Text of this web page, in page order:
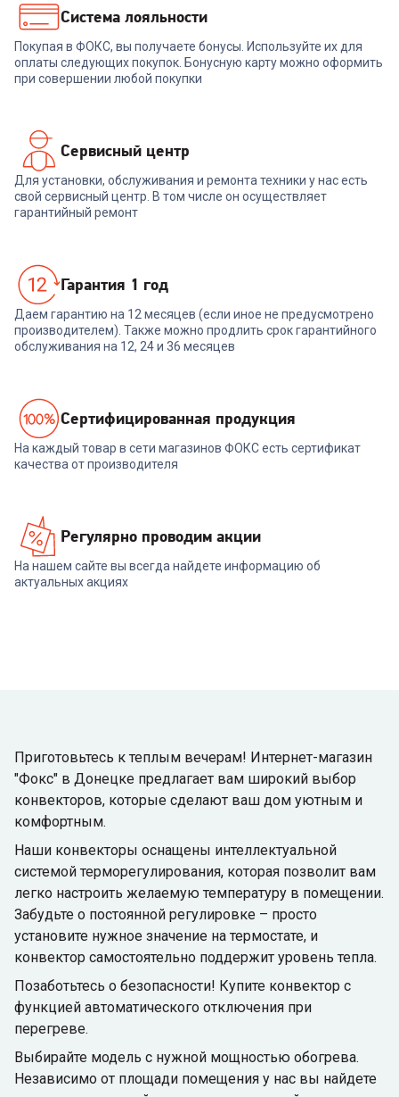
Система лояльности
Покупая в ФОКС, вы получаете бонусы. Используйте их для
оплаты следующих покупок. Бонусную карту можно оформить
при совершении любой покупки
Сервисный центр
Для установки, обслуживания и ремонта техники у нас есть
свой сервисный центр. В том числе он осуществляет
гарантийный ремонт
Гарантия 1 год
Даем гарантию на 12 месяцев (если иное не предусмотрено
производителем). Также можно продлить срок гарантийного
обслуживания на 12, 24 и 36 месяцев
Cертифицированная продукция
На каждый товар в сети магазинов ФОКС есть сертификат
качества от производителя
Регулярно проводим акции
На нашем сайте вы всегда найдете информацию об
актуальных акциях
Приготовьтесь к теплым вечерам! Интернет-магазин
"Фокс" в Донецке предлагает вам широкий выбор
конвекторов, которые сделают ваш дом уютным и
комфортным.
Наши конвекторы оснащены интеллектуальной
системой терморегулирования, которая позволит вам
легко настроить желаемую температуру в помещении.
Забудьте о постоянной регулировке – просто
установите нужное значение на термостате, и
конвектор самостоятельно поддержит уровень тепла.
Позаботьтесь о безопасности! Купите конвектор с
функцией автоматического отключения при
перегреве.
Выбирайте модель с нужной мощностью обогрева.
Независимо от площади помещения у нас вы найдете